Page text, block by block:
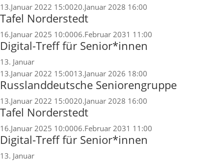
13.Januar 2022 15:0020.Januar 2028 16:00
Tafel Norderstedt
16.Januar 2025 10:0006.Februar 2031 11:00
Digital-Treff für Senior*innen
13. Januar
13.Januar 2022 15:0013.Januar 2026 18:00
Russlanddeutsche Seniorengruppe
13.Januar 2022 15:0020.Januar 2028 16:00
Tafel Norderstedt
16.Januar 2025 10:0006.Februar 2031 11:00
Digital-Treff für Senior*innen
13. Januar